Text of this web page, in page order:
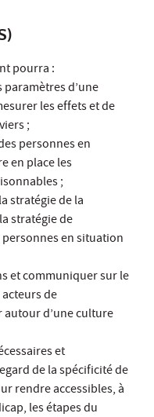
pourra :
d’une
les effets et de
;
personnes en
en place les
;
stratégie de la
stratégie de
en situation
et communiquer sur le
de
d’une culture
et
de la spécificité de
rendre accessibles, à
les étapes du